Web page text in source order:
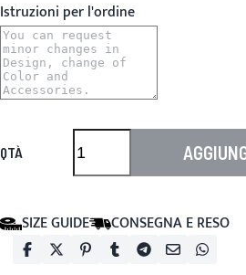
Istruzioni per l'ordine
QTÀ
SIZE GUIDE CONSEGNA E RESO